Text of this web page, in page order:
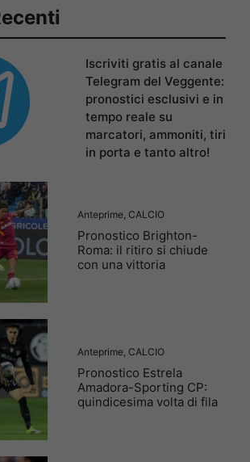
Iscriviti gratis al canale
Telegram del Veggente:
pronostici esclusivi e in
tempo reale su
marcatori, ammoniti, tiri
in porta e tanto altro!
Anteprime, CALCIO
Pronostico Brighton-
Roma: il ritiro si chiude
con una vittoria
Anteprime, CALCIO
Pronostico Estrela
Amadora-Sporting CP:
quindicesima volta di fila